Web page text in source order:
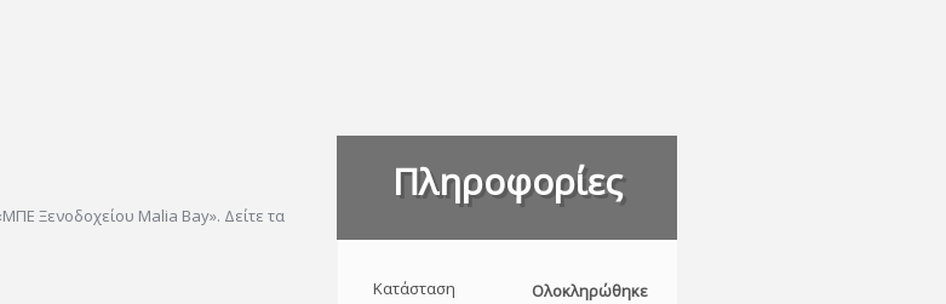
Ξενοδοχείου Malia Bay». Δείτε τα
Πληροφορίες
Κατάσταση
Ολοκληρώθηκε